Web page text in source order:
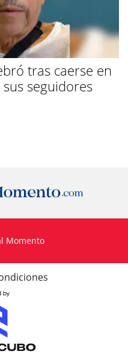
tras caerse en
seguidores
Momento